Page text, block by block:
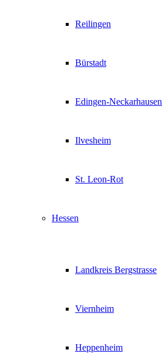
Reilingen
Bürstadt
Edingen-Neckarhausen
Ilvesheim
St. Leon-Rot
Hessen
Landkreis Bergstrasse
Viernheim
Heppenheim